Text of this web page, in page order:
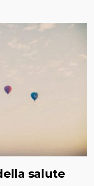
salute